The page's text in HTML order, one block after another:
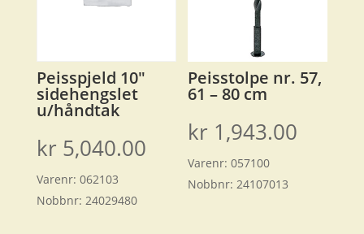
Peisspjeld 10″
sidehengslet
u/håndtak
kr 5,040.00
Varenr: 062103
Nobbnr: 24029480
Peisstolpe nr. 57,
61 – 80 cm
kr 1,943.00
Varenr:057100
Nobbnr: 24107013